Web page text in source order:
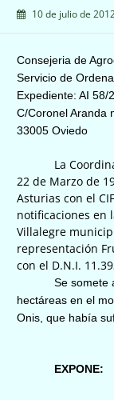
10 de julio de
Consejeria de
Servicio de
Expediente: AI 58/
C/Coronel Aranda
33005 Oviedo
La
22 de Marzo de
Asturias con el
notificaciones en
Villalegre
representación
con el D.N.I.
Se somete
hectáreas en el
Onis, que había
EXPONE: